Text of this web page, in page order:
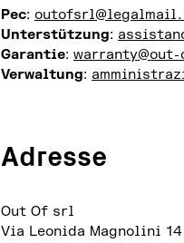
Pec:
Unterstützung:
Garantie: warranty@out-
Verwaltung:
Adresse
Out Of srl
Via Leonida Magnolini 14